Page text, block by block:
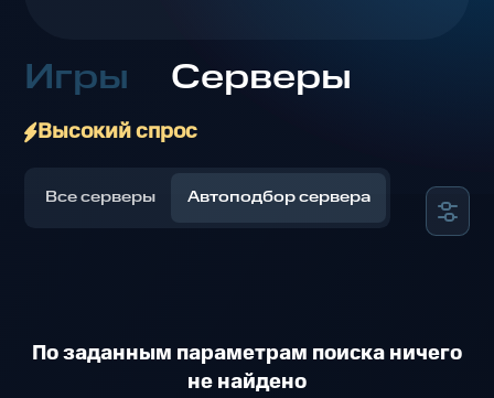
Игры Серверы
Высокий спрос
Все серверы Автоподбор сервера
По заданным параметрам поиска ничего
не найдено